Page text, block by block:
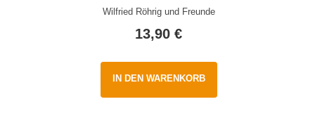
Wilfried Röhrig und Freunde
13,90€
IN DEN WARENKORB